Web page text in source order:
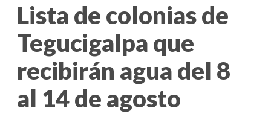
Lista de colonias de
Tegucigalpa que
recibirán agua del 8
al 14 de agosto